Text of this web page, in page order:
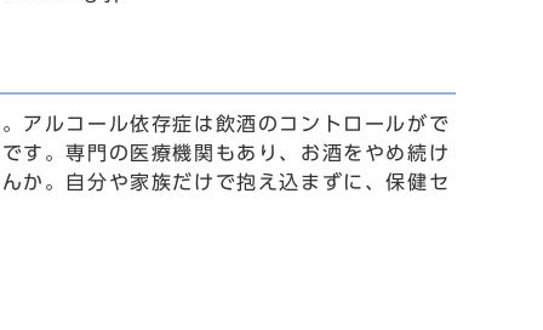
アルコール依存症は飲酒のコントロールがで
す。専門の医療機関もあり、お酒をやめ続け
か。自分や家族だけで抱え込まずに、保健セ